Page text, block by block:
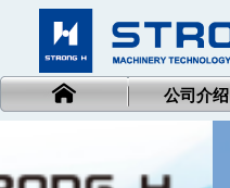
公司介绍